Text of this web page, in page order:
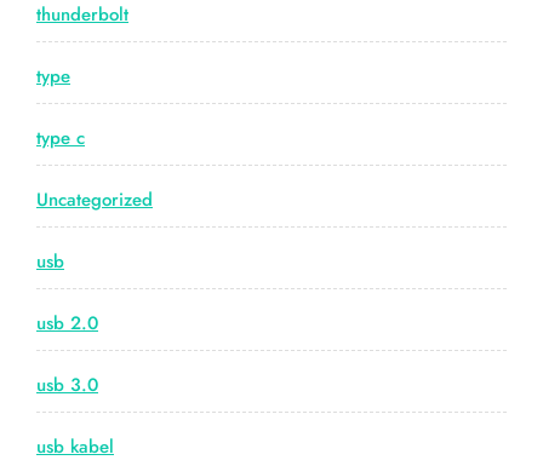
thunderbolt
type
type c
Uncategorized
usb
usb 2.0
usb 3.0
usb kabel